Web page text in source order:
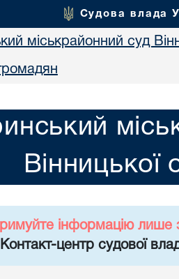
Судова влада
міськрайонний суд
Вінницької
інформацію лише
центр судової